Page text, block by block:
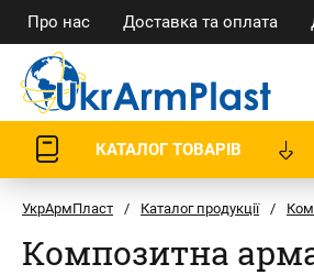
Про нас Доставка та оплата
КАТАЛОГ ТОВАРІВ
УкрАрмПласт / Каталог продукції /
Композитна